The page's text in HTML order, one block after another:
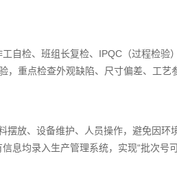
工自检、班组长复检、IPQC（过程检
，重点检查外观缺陷、尺寸偏差、工
摆放、设备维护、人员操作，避免因
息均录入生产管理系统，实现“批次号